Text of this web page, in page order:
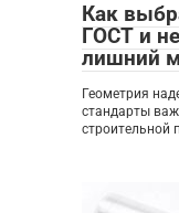
Как
ГОСТ и
лишний
Геометрия
стандарты
строительной